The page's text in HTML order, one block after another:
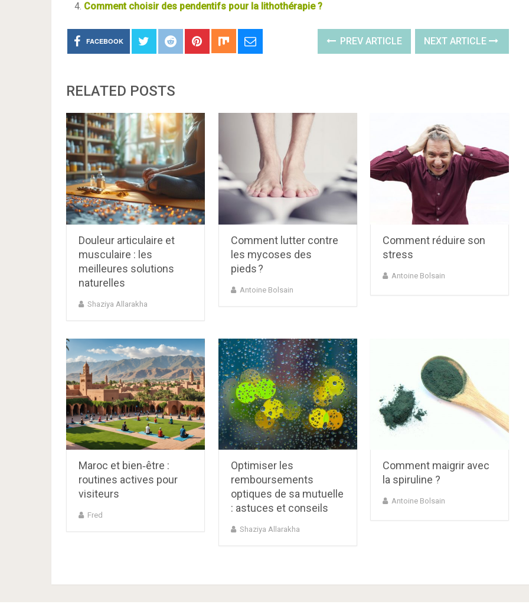
Comment choisir des pendentifs pour la lithothérapie ?
FACEBOOK PREV ARTICLE NEXT ARTICLE
RELATED POSTS
Douleur articulaire et
musculaire : les
meilleures solutions
naturelles
Shaziya Allarakha
Comment lutter contre
les mycoses des
pieds ?
Antoine Bolsain
Comment réduire son
stress
Antoine Bolsain
Maroc et bien‑être :
routines actives pour
visiteurs
Fred
Optimiser les
remboursements
optiques de sa mutuelle
: astuces et conseils
Shaziya Allarakha
Comment maigrir avec
la spiruline ?
Antoine Bolsain